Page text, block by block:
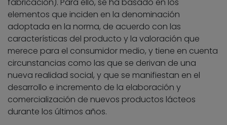
elementos que inciden en la denominación
adoptada en la norma, de acuerdo con las
características del producto y la valoración que
merece para el consumidor medio, y tiene en cuenta
circunstancias como las que se derivan de una
nueva realidad social, y que se manifiestan en el
desarrollo e incremento de la elaboración y
comercialización de nuevos productos lácteos
durante los últimos años.